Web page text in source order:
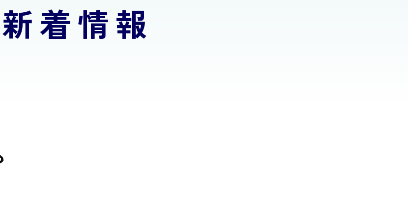
新着情報